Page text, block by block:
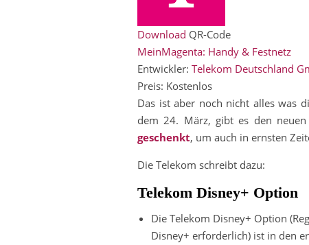
Download QR-Code
MeinMagenta: Handy & Festnetz
Entwickler: Telekom Deutschland
Preis: Kostenlos
Das ist aber noch nicht alles was
dem 24. März, gibt es den neuen
geschenkt, um auch in ernsten
Die Telekom schreibt dazu:
Telekom Disney+ Option
Die Telekom Disney+ Option
Disney+ erforderlich) ist in den